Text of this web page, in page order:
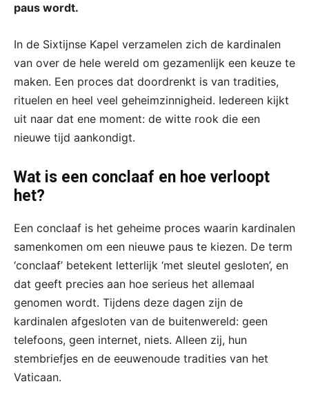
paus wordt.
In de Sixtijnse Kapel verzamelen zich de kardinalen
van over de hele wereld om gezamenlijk een keuze te
maken. Een proces dat doordrenkt is van tradities,
rituelen en heel veel geheimzinnigheid. Iedereen kijkt
uit naar dat ene moment: de witte rook die een
nieuwe tijd aankondigt.
Wat is een conclaaf en hoe verloopt
het?
Een conclaaf is het geheime proces waarin kardinalen
samenkomen om een nieuwe paus te kiezen. De term
‘conclaaf’ betekent letterlijk ‘met sleutel gesloten’, en
dat geeft precies aan hoe serieus het allemaal
genomen wordt. Tijdens deze dagen zijn de
kardinalen afgesloten van de buitenwereld: geen
telefoons, geen internet, niets. Alleen zij, hun
stembriefjes en de eeuwenoude tradities van het
Vaticaan.